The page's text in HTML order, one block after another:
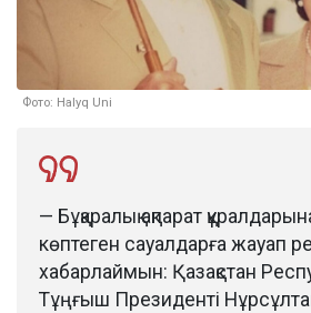
Фото: Halyq Uni
— Бұқаралық ақпарат
көптеген сауалдарға жауап
хабарлаймын: Қазақстан
Тұңғыш Президенті